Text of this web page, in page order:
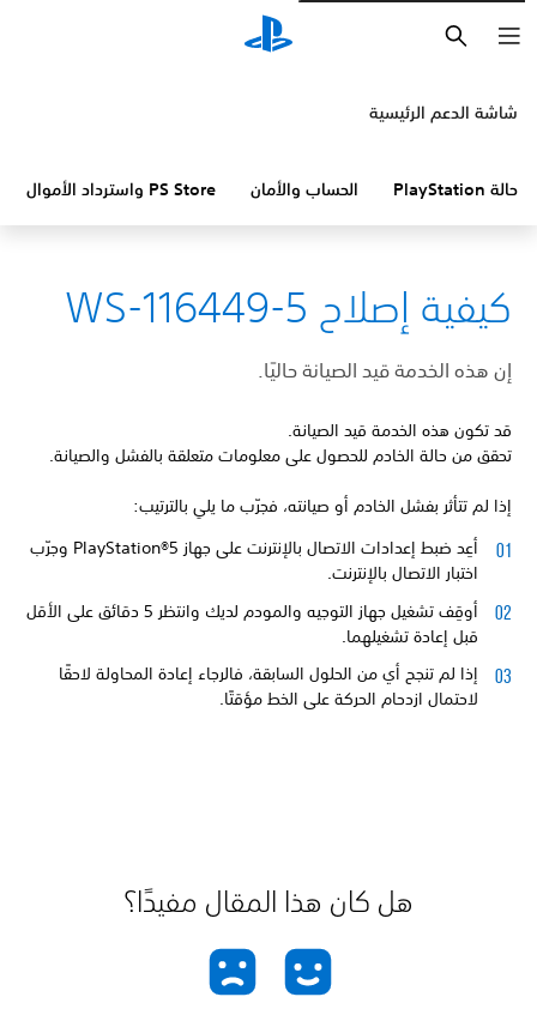
شاشة الدعم الرئيسية
حالة PlayStation الحساب والأمان PS Store واسترداد الأموال
كيفية إصلاح WS-116449-5
إن هذه الخدمة قيد الصيانة حاليًا.
قد تكون هذه الخدمة قيد الصيانة.
تحقق من حالة الخادم للحصول على معلومات متعلقة بالفشل والصيانة.
إذا لم تتأثر بفشل الخادم أو صيانته، فجرّب ما يلي بالترتيب:
أعِد ضبط إعدادات الاتصال بالإنترنت على جهاز PlayStation®5 وجرّب
اختبار الاتصال بالإنترنت.
أوقِف تشغيل جهاز التوجيه والمودم لديك وانتظر 5 دقائق على الأقل
قبل إعادة تشغيلهما.
إذا لم تنجح أي من الحلول السابقة، فالرجاء إعادة المحاولة لاحقًا
لاحتمال ازدحام الحركة على الخط مؤقتًا.
هل كان هذا المقال مفيدًا؟